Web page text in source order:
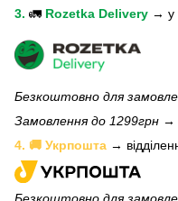
3. 🚛 Rozetka Delivery → у
Безкоштовно для
Замовлення до 1299грн →
4. 🚚 Укрпошта →